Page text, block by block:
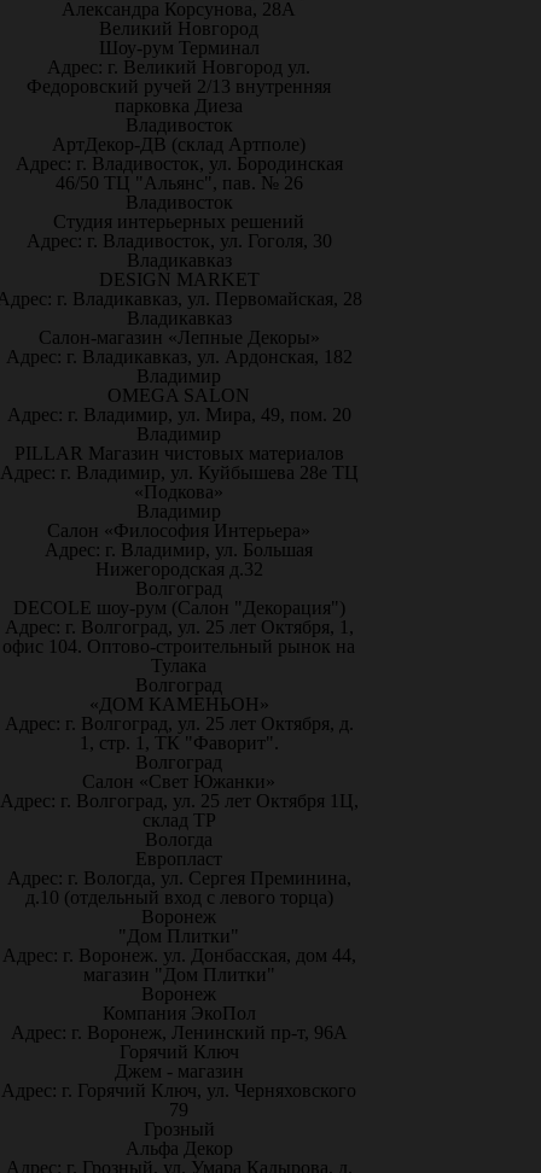
Александра Корсунова, 28А
Великий Новгород
Шоу-рум Терминал
Адрес: г. Великий Новгород ул.
Федоровский ручей 2/13 внутренняя
парковка Диеза
Владивосток
АртДекор-ДВ (склад Артполе)
Адрес: г. Владивосток, ул. Бородинская
46/50 ТЦ "Альянс", пав. № 26
Владивосток
Студия интерьерных решений
Адрес: г. Владивосток, ул. Гоголя, 30
Владикавказ
DESIGN MARKET
г. Владикавказ, ул. Первомайская, 28
Владикавказ
Салон-магазин «Лепные Декоры»
Адрес: г. Владикавказ, ул. Ардонская, 182
Владимир
OMEGA SALON
Адрес: г. Владимир, ул. Мира, 49, пом. 20
Владимир
PILLAR Магазин чистовых материалов
Адрес: г. Владимир, ул. Куйбышева 28е ТЦ
«Подкова»
Владимир
Салон «Философия Интерьера»
Адрес: г. Владимир, ул. Большая
Нижегородская д.32
Волгоград
DECOLE шоу-рум (Салон "Декорация")
Адрес: г. Волгоград, ул. 25 лет Октября, 1,
офис 104. Оптово-строительный рынок на
Тулака
Волгоград
«ДОМ КАМЕНЬОН»
Адрес: г. Волгоград, ул. 25 лет Октября, д.
1, стр. 1, ТК "Фаворит".
Волгоград
Салон «Свет Южанки»
Адрес: г. Волгоград, ул. 25 лет Октября 1Ц,
склад ТР
Вологда
Европласт
Адрес: г. Вологда, ул. Сергея Преминина,
д.10 (отдельный вход с левого торца)
Воронеж
"Дом Плитки"
Адрес: г. Воронеж. ул. Донбасская, дом 44,
магазин "Дом Плитки"
Воронеж
Компания ЭкоПол
Адрес: г. Воронеж, Ленинский пр-т, 96А
Горячий Ключ
Джем - магазин
Адрес: г. Горячий Ключ, ул. Черняховского
79
Грозный
Альфа Декор
Адрес: г. Грозный, ул. Умара Кадырова, д.